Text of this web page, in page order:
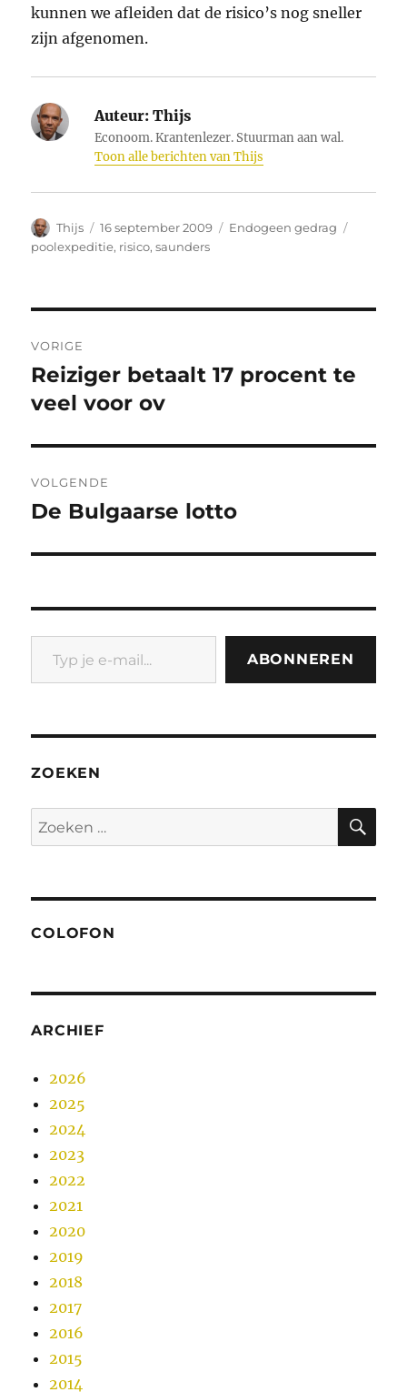
kunnen we afleiden dat de risico’s nog sneller
zijn afgenomen.
Auteur: Thijs
Econoom. Krantenlezer. Stuurman aan wal.
Toon alle berichten van Thijs
Auteur
Thijs
Geplaatst
op
16 september 2009 Categorieën
Endogeen gedrag
poolexpeditie, risico,saunders
navigatie
VORIGE
Vorig
bericht:
Reiziger betaalt 17 procent te
veel voor ov
VOLGENDE
Volgend
De Bulgaarse lotto
Typ je e-mail...
ABONNEREN
ZOEKEN
Zoeken
naar:
COLOFON
ARCHIEF
2026
2025
2024
2023
2022
2021
2020
2019
2018
2017
2016
2015
2014